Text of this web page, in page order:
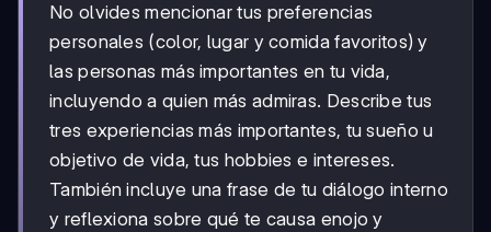
No olvides mencionar tus preferencias
personales (color, lugar y comida favoritos) y
las personas más importantes en tu vida,
incluyendo a quien más admiras. Describe tus
tres experiencias más importantes, tu sueño u
objetivo de vida, tus hobbies e intereses.
También incluye una frase de tu diálogo interno
y reflexiona sobre qué te causa enojo y